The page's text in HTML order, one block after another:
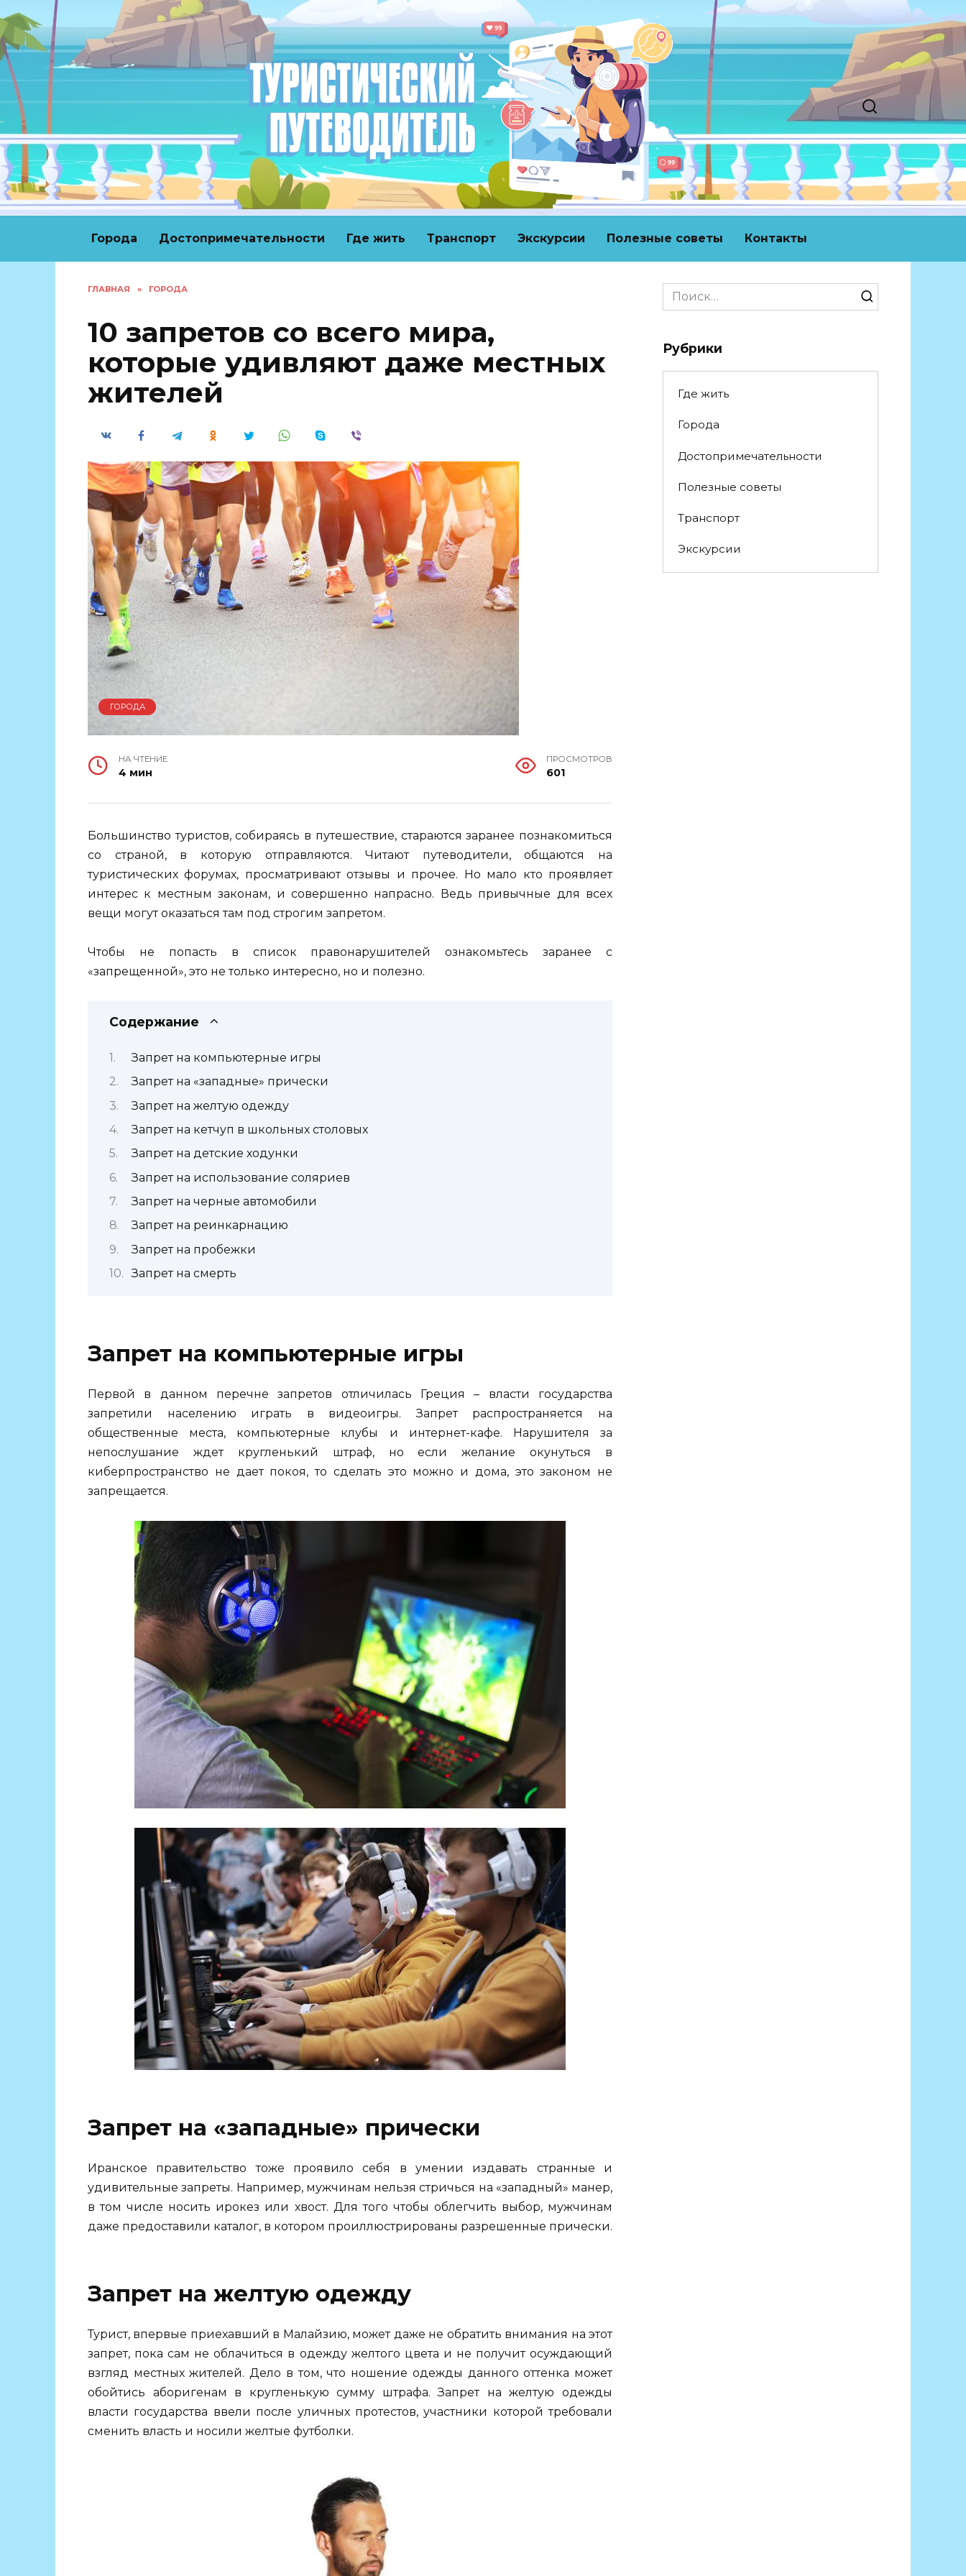
к
содержанию
Города Достопримечательности Где жить Транспорт Экскурсии Полезные советы Контакты
ГЛАВНАЯ » ГОРОДА
10 запретов со всего мира,
которые удивляют даже местных
жителей
ГОРОДА
НА ЧТЕНИЕ
4 мин
ПРОСМОТРОВ
601
Большинство туристов, собираясь в путешествие, стараются заранее познакомиться
со страной, в которую отправляются. Читают путеводители, общаются на
туристических форумах, просматривают отзывы и прочее. Но мало кто проявляет
интерес к местным законам, и совершенно напрасно. Ведь привычные для всех
вещи могут оказаться там под строгим запретом.
Чтобы не попасть в список правонарушителей ознакомьтесь заранее с
«запрещенной», это не только интересно, но и полезно.
Содержание
Запрет на компьютерные игры
Запрет на «западные» прически
Запрет на желтую одежду
Запрет на кетчуп в школьных столовых
Запрет на детские ходунки
Запрет на использование соляриев
Запрет на черные автомобили
Запрет на реинкарнацию
Запрет на пробежки
Запрет на смерть
Запрет на компьютерные игры
Первой в данном перечне запретов отличилась Греция – власти государства
запретили населению играть в видеоигры. Запрет распространяется на
общественные места, компьютерные клубы и интернет-кафе. Нарушителя за
непослушание ждет кругленький штраф, но если желание окунуться в
киберпространство не дает покоя, то сделать это можно и дома, это законом не
запрещается.
Запрет на «западные» прически
Иранское правительство тоже проявило себя в умении издавать странные и
удивительные запреты. Например, мужчинам нельзя стричься на «западный» манер,
в том числе носить ирокез или хвост. Для того чтобы облегчить выбор, мужчинам
даже предоставили каталог, в котором проиллюстрированы разрешенные прически.
Запрет на желтую одежду
Турист, впервые приехавший в Малайзию, может даже не обратить внимания на этот
запрет, пока сам не облачиться в одежду желтого цвета и не получит осуждающий
взгляд местных жителей. Дело в том, что ношение одежды данного оттенка может
обойтись аборигенам в кругленькую сумму штрафа. Запрет на желтую одежды
власти государства ввели после уличных протестов, участники которой требовали
сменить власть и носили желтые футболки.
Search
for:
Рубрики
Где жить
Города
Достопримечательности
Полезные советы
Транспорт
Экскурсии